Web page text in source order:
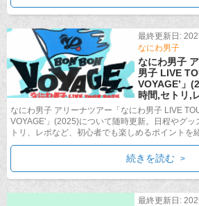
最終更新日:
なにわ男子
なにわ男子
男子 LIVE
VOYAGE’」
時間,セトリ,
なにわ男子 アリーナツアー「なにわ男子 LIVE
VOYAGE'」(2025)について随時更新。日程やグッ
トリ、レポなど、初心者でも楽しめるポイントを
続きを読む
最終更新日: